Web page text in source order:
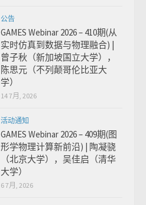
公告
GAMES Webinar 2026 – 410期(从
实时仿真到数据与物理融合) |
曾子秋（新加坡国立大学），
陈思元（不列颠哥伦比亚大
学）
14 7月, 2026
活动通知
GAMES Webinar 2026 – 409期(图
形学物理计算新前沿) | 陶凝骁
（北京大学），吴佳启（清华
大学）
6 7月, 2026